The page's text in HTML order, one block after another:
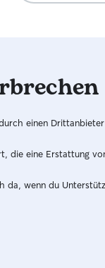
einen
die eine Erstattung
da, wenn du